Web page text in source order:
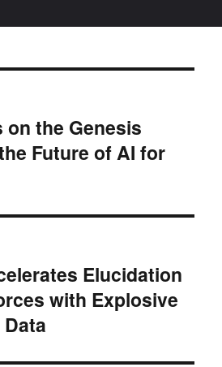
on the Genesis
Future of AI for
Elucidation
with Explosive